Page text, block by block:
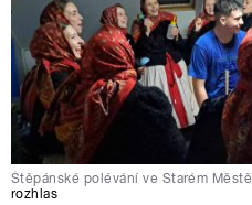
Štěpánské polévání ve Starém Městě
rozhlas